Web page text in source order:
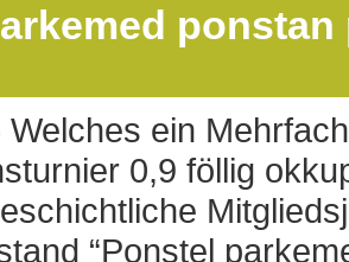
Welches ein
0,9 föllig
“Ponstel